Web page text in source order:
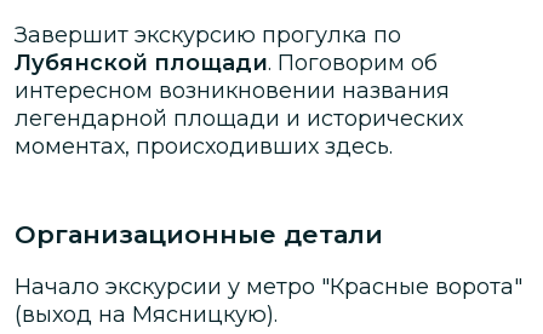
Завершит экскурсию прогулка по
Лубянской площади. Поговорим об
интересном возникновении названия
легендарной площади и исторических
моментах, происходивших здесь.
Организационные детали
Начало экскурсии у метро "Красные ворота"
(выход на Мясницкую).